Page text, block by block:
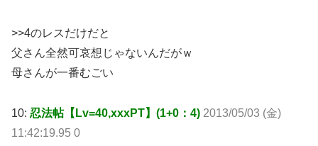
>>4のレスだけだと
父さん全然可哀想じゃないんだがｗ
母さんが一番むごい
10: 忍法帖【Lv=40,xxxPT】(1+0：4) 2013/05/03 (金)
11:42:19.95 0